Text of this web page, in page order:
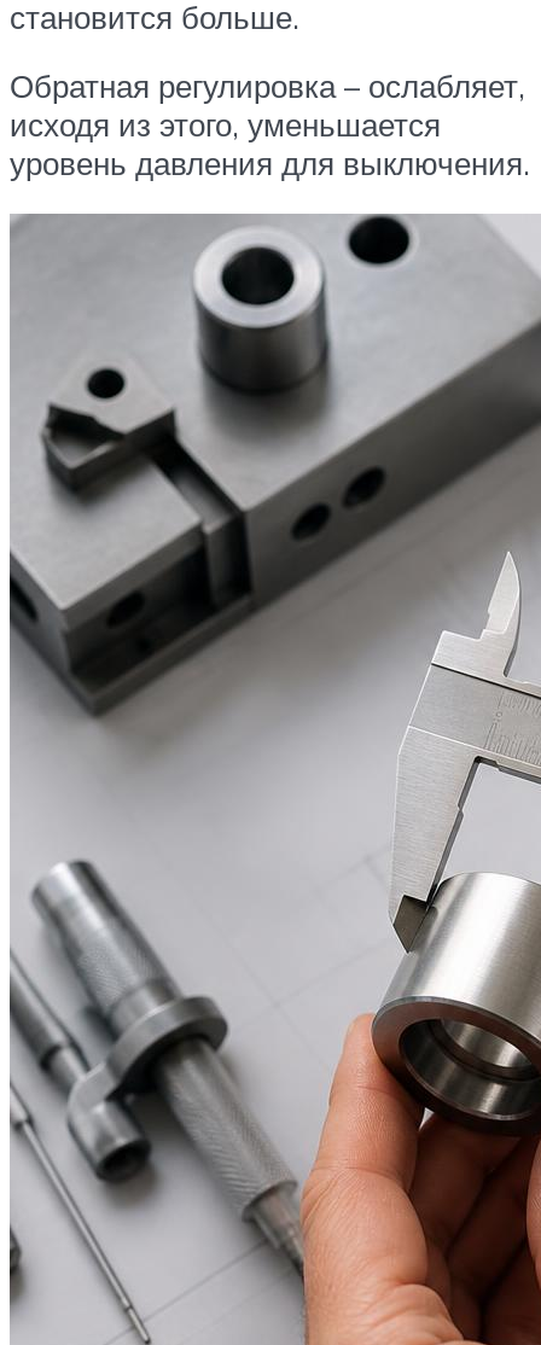
становится больше.
Обратная регулировка – ослабляет,
исходя из этого, уменьшается
уровень давления для выключения.